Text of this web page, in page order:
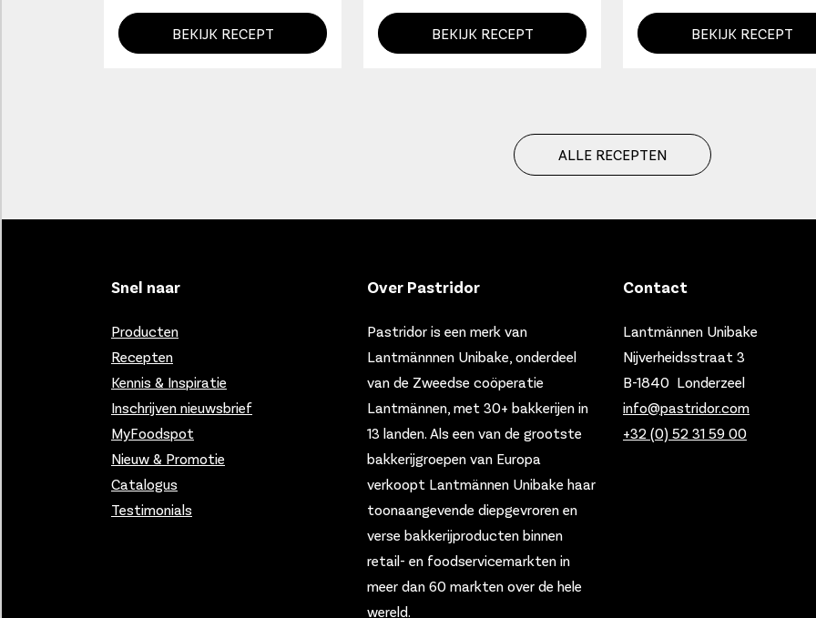
BEKIJK RECEPT BEKIJK RECEPT BEKIJK RECEPT
ALLE RECEPTEN
Snel naar
Producten
Recepten
Kennis & Inspiratie
Inschrijven nieuwsbrief
MyFoodspot
Nieuw & Promotie
Catalogus
Testimonials
Over Pastridor
Pastridor is een merk van
Lantmännnen Unibake, onderdeel
van de Zweedse coöperatie
Lantmännen, met 30+ bakkerijen in
13 landen. Als een van de grootste
bakkerijgroepen van Europa
verkoopt Lantmännen Unibake haar
toonaangevende diepgevroren en
verse bakkerijproducten binnen
retail- en foodservicemarkten in
meer dan 60 markten over de hele
wereld.
Contact
Lantmännen Unibake
Nijverheidsstraat 3
B-1840 Londerzeel
info@pastridor.com
+32 (0) 52 31 59 00